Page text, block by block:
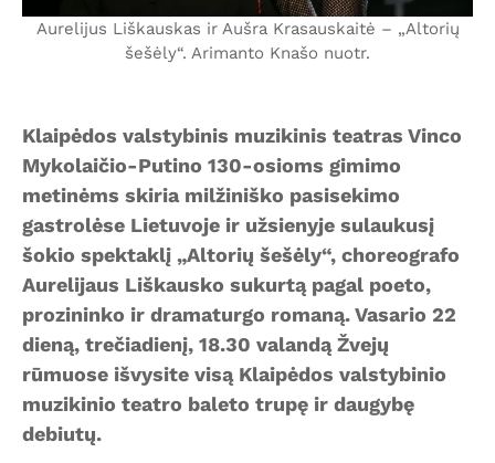
Aurelijus Liškauskas ir Aušra Krasauskaitė – „Altorių
šešėly“. Arimanto Knašo nuotr.
Klaipėdos valstybinis muzikinis teatras Vinco
Mykolaičio-Putino 130-osioms gimimo
metinėms skiria milžiniško pasisekimo
gastrolėse Lietuvoje ir užsienyje sulaukusį
šokio spektaklį „Altorių šešėly“, choreografo
Aurelijaus Liškausko sukurtą pagal poeto,
prozininko ir dramaturgo romaną. Vasario 22
dieną, trečiadienį, 18.30 valandą Žvejų
rūmuose išvysite visą Klaipėdos valstybinio
muzikinio teatro baleto trupę ir daugybę
debiutų.